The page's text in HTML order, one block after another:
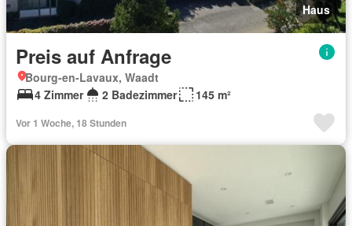
Haus
Preis auf Anfrage
Bourg-en-Lavaux, Waadt
4 Zimmer
2 Badezimmer 145 m²
Vor 1 Woche, 18 Stunden